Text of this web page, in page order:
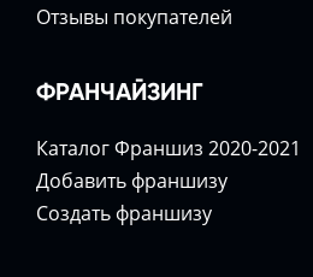
Отзывы покупателей
ФРАНЧАЙЗИНГ
Каталог Франшиз 2020-2021
Добавить франшизу
Создать франшизу